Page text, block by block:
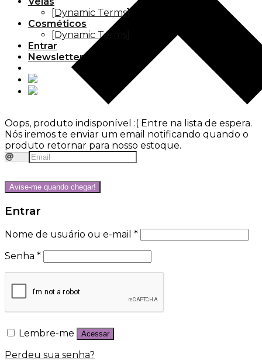
[Dynamic Terms]
Cosméticos
[Dynamic Terms]
Entrar
Newsletter
Oops, produto indisponível :( Entre na lista de espera.
Nós iremos te enviar um email notificando quando o
produto retornar para nosso estoque.
Avise-me quando chegar!
Entrar
Nome de usuário ou e-mail *
Senha *
Lembre-me Acessar
Perdeu sua senha?